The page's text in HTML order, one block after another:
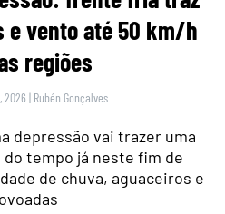
e vento até 50 km/h
regiões
2026 | Rubén Gonçalves
depressão vai trazer uma
tempo já neste fim de
de chuva, aguaceiros e